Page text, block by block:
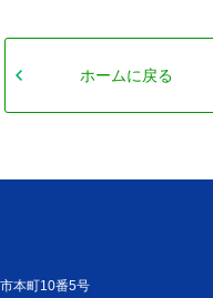
ホームに戻る
本町10番5号